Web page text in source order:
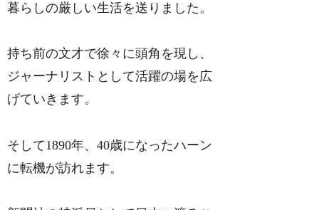
暮らしの厳しい生活を送りました。
持ち前の文才で徐々に頭角を現し、
ジャーナリストとして活躍の場を広
げていきます。
そして1890年、40歳になったハーン
に転機が訪れます。